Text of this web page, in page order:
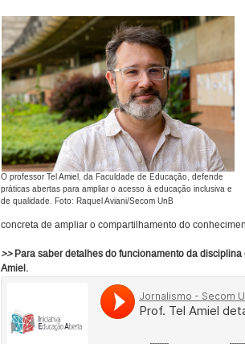
O professor Tel Amiel, da Faculdade de Educação, defende
práticas abertas para ampliar o acesso à educação inclusiva e
de qualidade. Foto: Raquel Aviani/Secom UnB
concreta de ampliar o compartilhamento do
>> Para saber detalhes do funcionamento da
Amiel.